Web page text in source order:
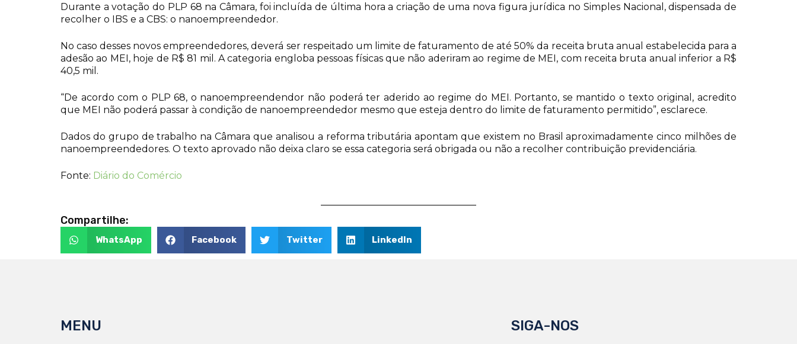
Durante a votação do PLP 68 na Câmara, foi incluída de última hora a criação de uma nova figura jurídica no Simples Nacional, dispensada de
recolher o IBS e a CBS: o nanoempreendedor.
No caso desses novos empreendedores, deverá ser respeitado um limite de faturamento de até 50% da receita bruta anual estabelecida para a
adesão ao MEI, hoje de R$ 81 mil. A categoria engloba pessoas físicas que não aderiram ao regime de MEI, com receita bruta anual inferior a R$
40,5 mil.
“De acordo com o PLP 68, o nanoempreendendor não poderá ter aderido ao regime do MEI. Portanto, se mantido o texto original, acredito
que MEI não poderá passar à condição de nanoempreendedor mesmo que esteja dentro do limite de faturamento permitido”, esclarece.
Dados do grupo de trabalho na Câmara que analisou a reforma tributária apontam que existem no Brasil aproximadamente cinco milhões de
nanoempreendedores. O texto aprovado não deixa claro se essa categoria será obrigada ou não a recolher contribuição previdenciária.
Fonte: Diário do Comércio
Compartilhe:
WhatsApp Facebook Twitter LinkedIn
MENU SIGA-NOS